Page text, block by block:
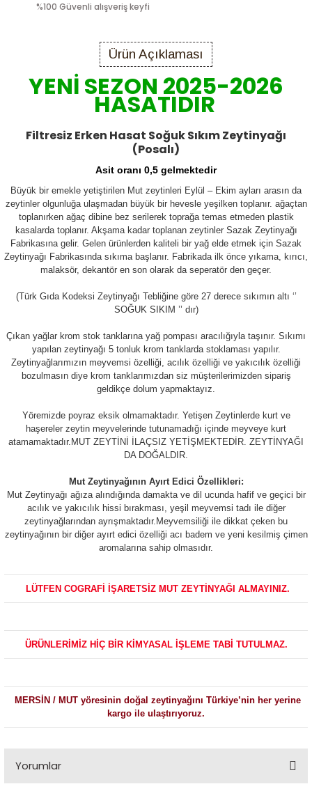
%100 Güvenli alışveriş keyfi
Ürün Açıklaması
YENİ SEZON 2025-2026
HASATIDIR
Filtresiz Erken Hasat Soğuk Sıkım Zeytinyağı
(Posalı)
Asit oranı 0,5 gelmektedir
Büyük bir emekle yetiştirilen Mut zeytinleri Eylül – Ekim ayları arasın da
zeytinler olgunluğa ulaşmadan büyük bir hevesle yeşilken toplanır. ağaçtan
toplanırken ağaç dibine bez serilerek toprağa temas etmeden plastik
kasalarda toplanır. Akşama kadar toplanan zeytinler Sazak Zeytinyağı
Fabrikasına gelir. Gelen ürünlerden kaliteli bir yağ elde etmek için Sazak
Zeytinyağı Fabrikasında sıkıma başlanır. Fabrikada ilk önce yıkama, kırıcı,
malaksör, dekantör en son olarak da seperatör den geçer.
(Türk Gıda Kodeksi Zeytinyağı Tebliğine göre 27 derece sıkımın altı ‘’
SOĞUK SIKIM ’’ dır)
Çıkan yağlar krom stok tanklarına yağ pompası aracılığıyla taşınır. Sıkımı
yapılan zeytinyağı 5 tonluk krom tanklarda stoklaması yapılır.
Zeytinyağlarımızın meyvemsi özelliği, acılık özelliği ve yakıcılık özelliği
bozulmasın diye krom tanklarımızdan siz müşterilerimizden sipariş
geldikçe dolum yapmaktayız.
Yöremizde poyraz eksik olmamaktadır. Yetişen Zeytinlerde kurt ve
haşereler zeytin meyvelerinde tutunamadığı içinde meyveye kurt
atamamaktadır.MUT ZEYTİNİ İLAÇSIZ YETİŞMEKTEDİR. ZEYTİNYAĞI
DA DOĞALDIR.
Mut Zeytinyağının Ayırt Edici Özellikleri:
Mut Zeytinyağı ağıza alındığında damakta ve dil ucunda hafif ve geçici bir
acılık ve yakıcılık hissi bırakması, yeşil meyvemsi tadı ile diğer
zeytinyağlarından ayrışmaktadır.Meyvemsiliği ile dikkat çeken bu
zeytinyağının bir diğer ayırt edici özelliği acı badem ve yeni kesilmiş çimen
aromalarına sahip olmasıdır.
LÜTFEN COGRAFİ İŞARETSİZ MUT ZEYTİNYAĞI ALMAYINIZ.
ÜRÜNLERİMİZ HİÇ BİR KİMYASAL İŞLEME TABİ TUTULMAZ.
MERSİN / MUT yöresinin doğal zeytinyağını Türkiye’nin her yerine
kargo ile ulaştırıyoruz.
Yorumlar